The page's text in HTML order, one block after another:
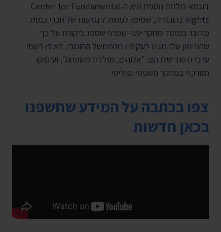
דוגמא בולטת נוספת היא ה-Center for Fundamental
Rights בהונגריה, שמימן לפחות 7 נסיעות של חברי כנסת.
מדובר במוסד מחקר ימני-שמרני שספג ביקורת על כך
שהמימון שלו מגיע בעקיפין מהממשל ההונגרי. באופן רשמי
ערכי היסוד שלו הם: "אלוהים, מולדת משפחה", ועיסוקו
המרכזי במחקר משפטי ופוליטי.
צפו בכתבה על המידע שחשפנו
בכאן חדשות